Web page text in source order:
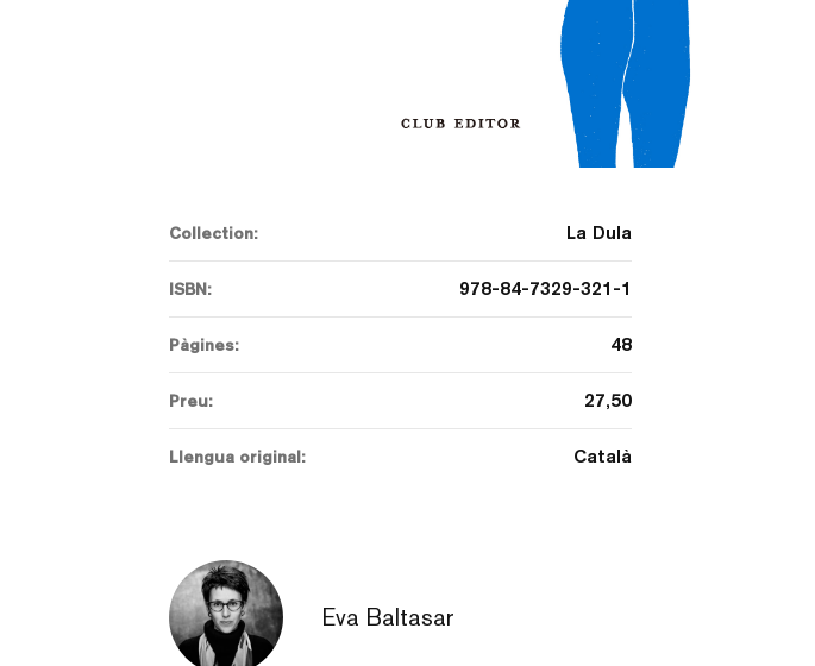
Collection: La Dula
ISBN: 978-84-7329-321-1
Pàgines: 48
Preu: 27,50
Llengua original: Català
Eva Baltasar